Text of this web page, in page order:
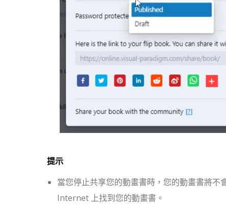
提示
當您停止共享您的動畫書時，您的動畫書將
Internet 上找到您的動畫書。